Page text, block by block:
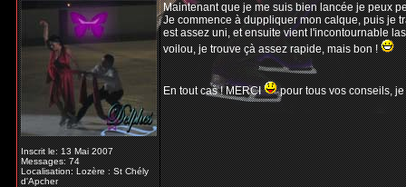
Inscrit le: 13 Mai 2007
Messages: 74
Localisation: Lozère : St Chély
d'Apcher
Maintenant que je me suis bien lancée je peux
Je commence à duppliquer mon calque, puis je
est assez uni, et ensuite vient l'incontournable
voilou, je trouve çà assez rapide, mais bon !
En tout cas ! MERCI pour tous vos conseils,